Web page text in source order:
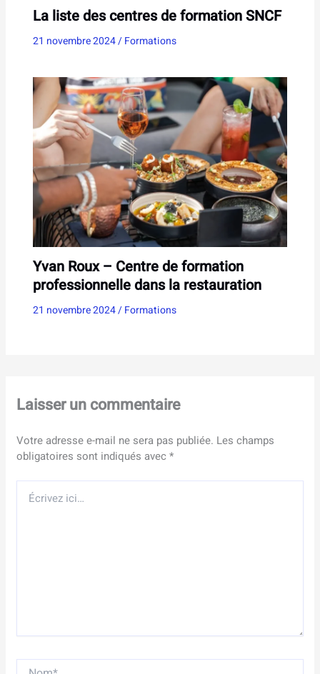
La liste des centres de formation SNCF
21 novembre 2024/Formations
Yvan Roux – Centre de formation
professionnelle dans la restauration
21 novembre 2024/Formations
Laisser un commentaire
Votre adresse e-mail ne sera pas publiée. Les champs
obligatoires sont indiqués avec*
Écrivez
ici…
Nom*